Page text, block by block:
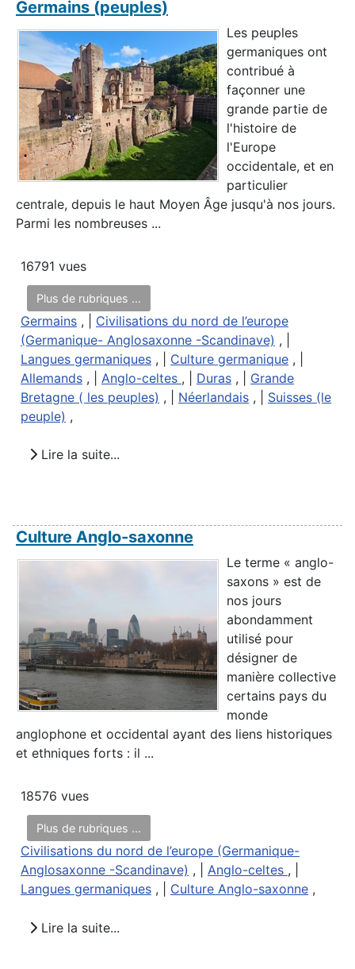
Germains (peuples)
Les peuples
germaniques ont
contribué à
façonner une
grande partie de
l'histoire de
l'Europe
occidentale, et en
particulier
centrale, depuis le haut Moyen Âge jusqu'à nos jours.
Parmi les nombreuses ...
16791 vues
Plus de rubriques ...
Germains , | Civilisations du nord de l’europe
(Germanique- Anglosaxonne -Scandinave) , |
Langues germaniques , | Culture germanique , |
Allemands , | Anglo-celtes , | Duras , | Grande
Bretagne ( les peuples) , | Néerlandais , | Suisses (le
peuple) ,
Lire la suite...
Culture Anglo-saxonne
Le terme « anglo-
saxons » est de
nos jours
abondamment
utilisé pour
désigner de
manière collective
certains pays du
monde
anglophone et occidental ayant des liens historiques
et ethniques forts : il ...
18576 vues
Plus de rubriques ...
Civilisations du nord de l’europe (Germanique-
Anglosaxonne -Scandinave) , | Anglo-celtes , |
Langues germaniques , | Culture Anglo-saxonne ,
Lire la suite...